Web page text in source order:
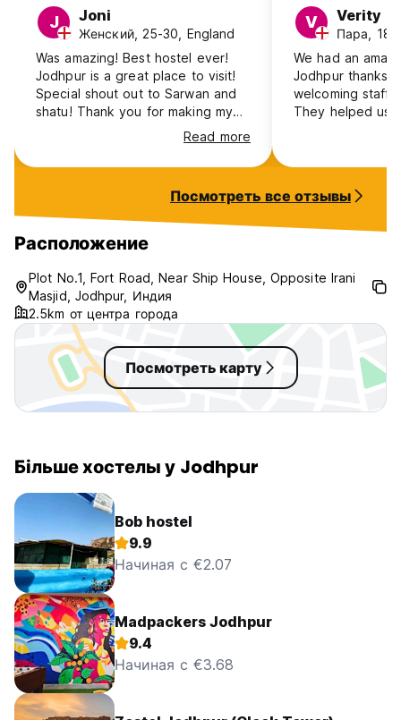
расслабиться.
14. Мы гораздо лучше справляемся с электронной
почтой, чем с телефонами. Поэтому напишите нам свои
вопросы, прежде чем звонить нам :) (Auto-translated from
original language)
J Joni
Женский, 25-30, England
Was amazing! Best hostel ever!
Jodhpur is a great place to visit!
Special shout out to Sarwan and
shatu! Thank you for making my
Read more
V Verity
Пара, 18-
We had an
Jodhpur thanks
welcoming staff
They helped us
who took us on
caught in a
friend.
Посмотреть все отзывы
Расположение
Plot No.1, Fort Road, Near Ship House, Opposite Irani
Masjid, Jodhpur, Индия
2.5km от центра города
Посмотреть карту
Більше хостелы у Jodhpur
Bob hostel
9.9
Начиная с €2.07
Madpackers Jodhpur
9.4
Начиная с €3.68